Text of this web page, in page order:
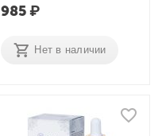
985₽
Нет в наличии